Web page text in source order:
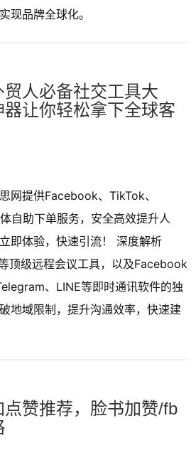
现品牌全球化。
贸人必备社交工具大
让你轻松拿下全球客
网提供Facebook、TikTok、
自助下单服务，安全高效提升人
即体验，快速引流！ 深度解析
顶级远程会议工具，以及Facebook
、LINE等即时通讯软件的独
地域限制，提升沟通效率，快速建
赞推荐，脸书加赞/fb